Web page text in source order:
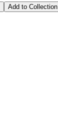
Add to Collection